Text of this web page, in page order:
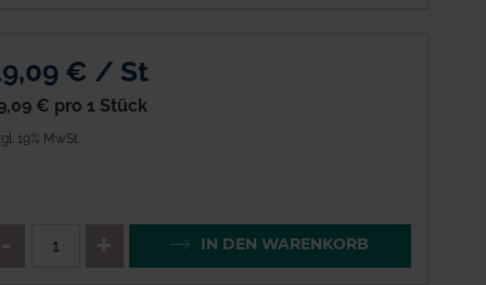
€ / St
€ pro 1 Stück
19% MwSt.
QTY_CONTROL_DECREASE
IN DEN WARENKORB